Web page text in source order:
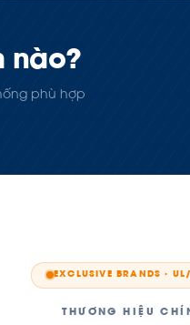
nào?
phù hợp
EXCLUSIVE BRANDS ·
THƯƠNG HIỆU